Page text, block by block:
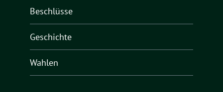
Beschlüsse
Geschichte
Wahlen